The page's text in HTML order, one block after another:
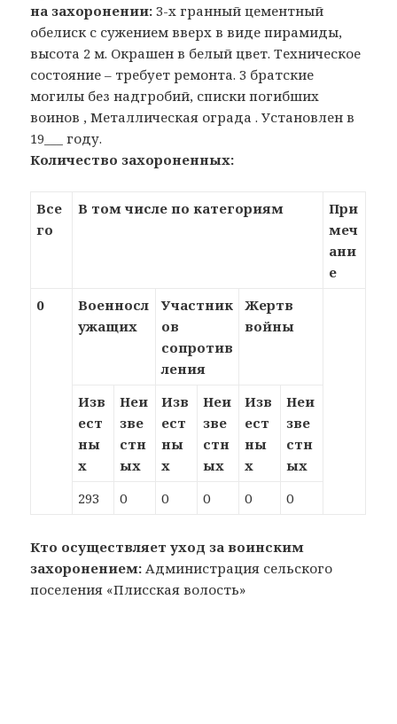
на захоронении: 3-х гранный цементный
обелиск с сужением вверх в виде пирамиды,
высота 2 м. Окрашен в белый цвет. Техническое
состояние – требует ремонта. 3 братские
могилы без надгробий, списки погибших
воинов , Металлическая ограда . Установлен в
19___ году.
Количество захороненных:
Все
го
В том числе по категориям
При
меч
ани
е
0
Военносл
ужащих
Участник
ов
сопротив
ления
Жертв
войны
Изв
ест
ны
х
Неи
зве
стн
ых
Изв
ест
ны
х
Неи
зве
стн
ых
Изв
ест
ны
х
Неи
зве
стн
ых
293
0 0 0 0 0
Кто осуществляет уход за воинским
захоронением: Администрация сельского
поселения «Плисская волость»